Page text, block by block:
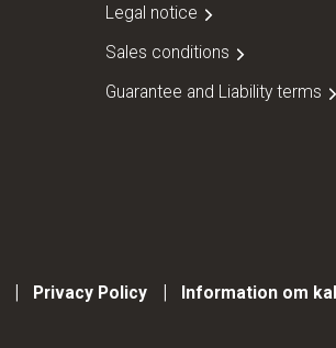
Legal notice
Sales conditions
Guarantee and Liability terms
Privacy Policy Information om